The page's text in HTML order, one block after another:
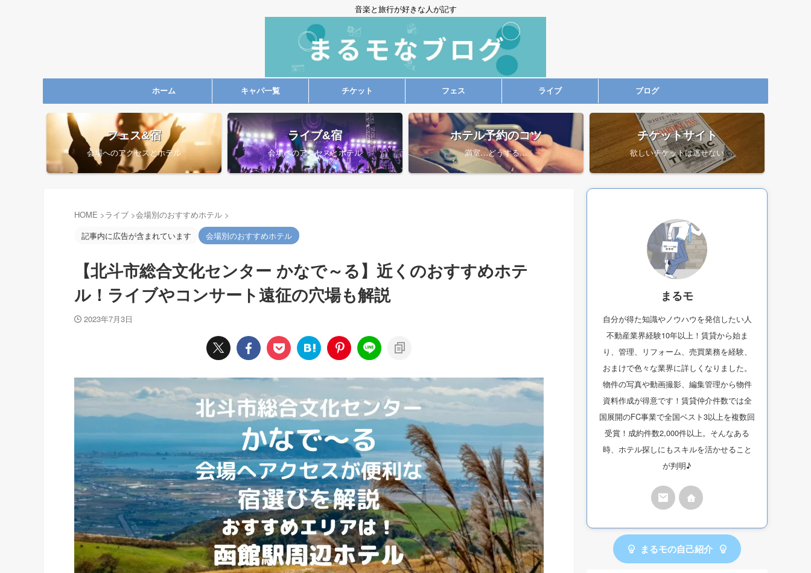
音楽と旅行が好きな人が記す
ホーム キャパ一覧 チケット フェス ライブ ブログ
フェス&宿
会場へのアクセスとホテル
ライブ&宿
会場へのアクセスとホテル
ホテル予約のコツ
満室…どうする…
チケットサイト
欲しいチケットは逃せない
HOME >ライブ >会場別のおすすめホテル >
記事内に広告が含まれています
会場別のおすすめホテル
【北斗市総合文化センター かなで～る】近くのおすすめホテ
ル！ライブやコンサート遠征の穴場も解説
2023年7月3日
まるモ
自分が得た知識やノウハウを発信したい人
不動産業界経験10年以上！賃貸から始ま
り、管理、リフォーム、売買業務を経験、
おまけで色々な業界に詳しくなりました。
物件の写真や動画撮影、編集管理から物件
資料作成が得意です！賃貸仲介件数では全
国展開のFC事業で全国ベスト3以上を複数回
受賞！成約件数2,000件以上。そんなある
時、ホテル探しにもスキルを活かせること
が判明♪
まるモの自己紹介